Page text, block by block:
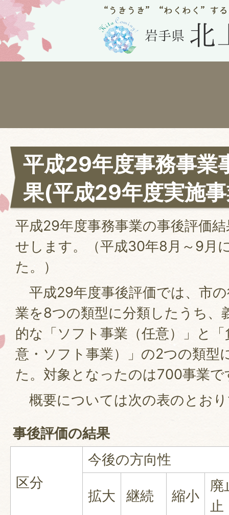
平成29年度事務事業
果(平成29年度実施
平成29年度事務事業の事後評価
せします。（平成30年8月～9月
た。）
平成29年度事後評価では、市
業を8つの類型に分類したうち、
的な「ソフト事業（任意）」と
意・ソフト事業）」の2つの類型
た。対象となったのは700事業で
概要については次の表のとお
事後評価の結果
区分
今後の方向性
拡大 継続 縮小
廃
止